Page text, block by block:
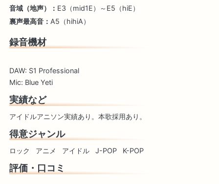
音域（地声）： E3（mid1E）～E5（hiE）
裏声最高音： A5（hihiA）
録音機材
DAW: S1 Professional
Mic: Blue Yeti
実績など
アイドルアニソン実績あり。本歌採用あり。
得意ジャンル
ロック アニメ アイドル J-POP K-POP
評価・口コミ